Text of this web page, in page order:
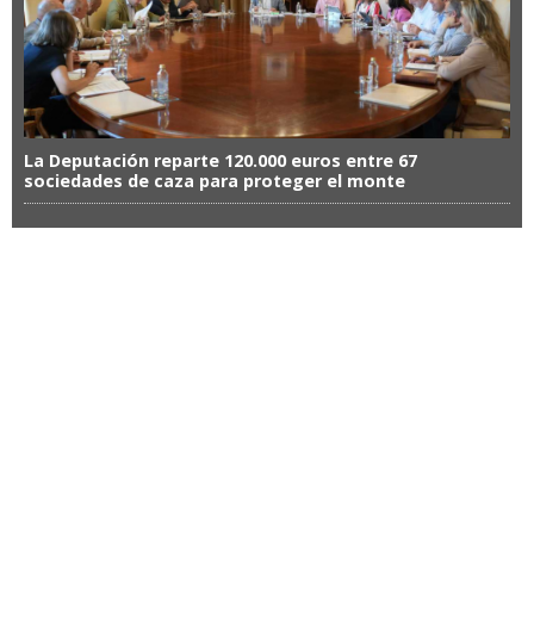
La Deputación reparte 120.000 euros entre 67
sociedades de caza para proteger el monte